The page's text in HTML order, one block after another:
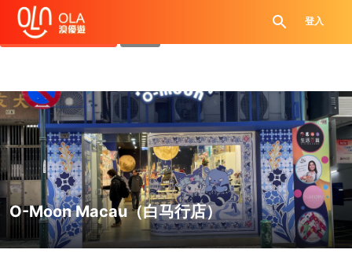
登入
领取每日优惠券
查看`我的优惠记录`
O-Moon Macau（白马行店）